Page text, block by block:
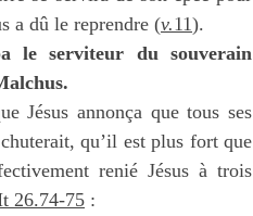
a dû le reprendre (v.11).
le serviteur du souverain
Jésus annonça que tous ses
qu’il est plus fort que
renié Jésus à trois
26.74-75 :